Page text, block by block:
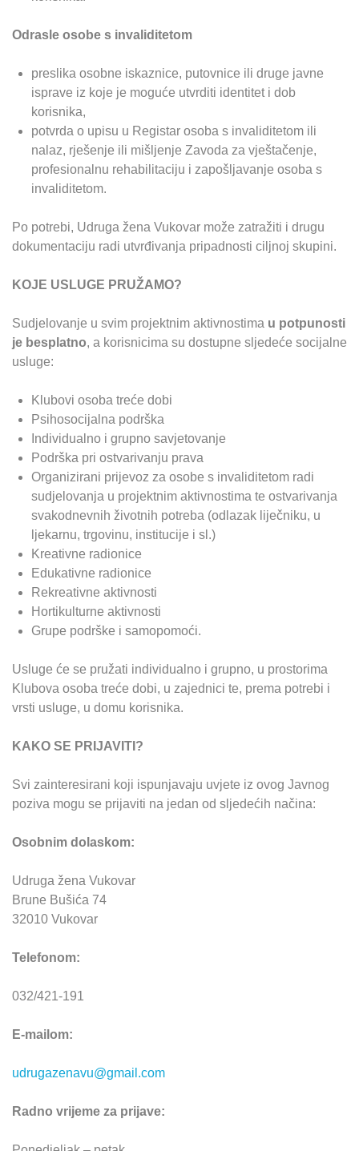
Odrasle osobe s invaliditetom
preslika osobne iskaznice, putovnice ili druge javne
isprave iz koje je moguće utvrditi identitet i dob
korisnika,
potvrda o upisu u Registar osoba s invaliditetom ili
nalaz, rješenje ili mišljenje Zavoda za vještačenje,
profesionalnu rehabilitaciju i zapošljavanje osoba s
invaliditetom.
Po potrebi, Udruga žena Vukovar može zatražiti i drugu
dokumentaciju radi utvrđivanja pripadnosti ciljnoj skupini.
KOJE USLUGE PRUŽAMO?
Sudjelovanje u svim projektnim aktivnostima u potpunosti
je besplatno, a korisnicima su dostupne sljedeće socijalne
usluge:
Klubovi osoba treće dobi
Psihosocijalna podrška
Individualno i grupno savjetovanje
Podrška pri ostvarivanju prava
Organizirani prijevoz za osobe s invaliditetom radi
sudjelovanja u projektnim aktivnostima te ostvarivanja
svakodnevnih životnih potreba (odlazak liječniku, u
ljekarnu, trgovinu, institucije i sl.)
Kreativne radionice
Edukativne radionice
Rekreativne aktivnosti
Hortikulturne aktivnosti
Grupe podrške i samopomoći.
Usluge će se pružati individualno i grupno, u prostorima
Klubova osoba treće dobi, u zajednici te, prema potrebi i
vrsti usluge, u domu korisnika.
KAKO SE PRIJAVITI?
Svi zainteresirani koji ispunjavaju uvjete iz ovog Javnog
poziva mogu se prijaviti na jedan od sljedećih načina:
Osobnim dolaskom:
Udruga žena Vukovar
Brune Bušića 74
32010 Vukovar
Telefonom:
032/421-191
E-mailom:
udrugazenavu@gmail.com
Radno vrijeme za prijave: